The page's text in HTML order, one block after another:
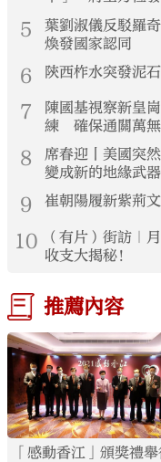
5
葉劉淑儀反駁羅
煥發國家認同
6 陝西柞水突發泥
7
陳國基視察新皇
練 確保通關萬
8
席春迎丨美國突
變成新的地緣武器
9 崔朝陽履新紫荊
10
（有片）街訪｜
收支大揭秘！
推薦內容
「感動香江」頒獎禮